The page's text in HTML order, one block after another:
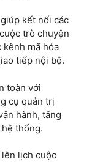
kết nối các
trò chuyện
kênh mã hóa
tiếp nội bộ.
toàn với
cụ quản trị
hành, tăng
thống.
lịch cuộc